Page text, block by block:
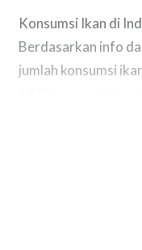
Konsumsi Ikan di
Berdasarkan info
jumlah konsumsi
rata jumlah
kg. Gerakan